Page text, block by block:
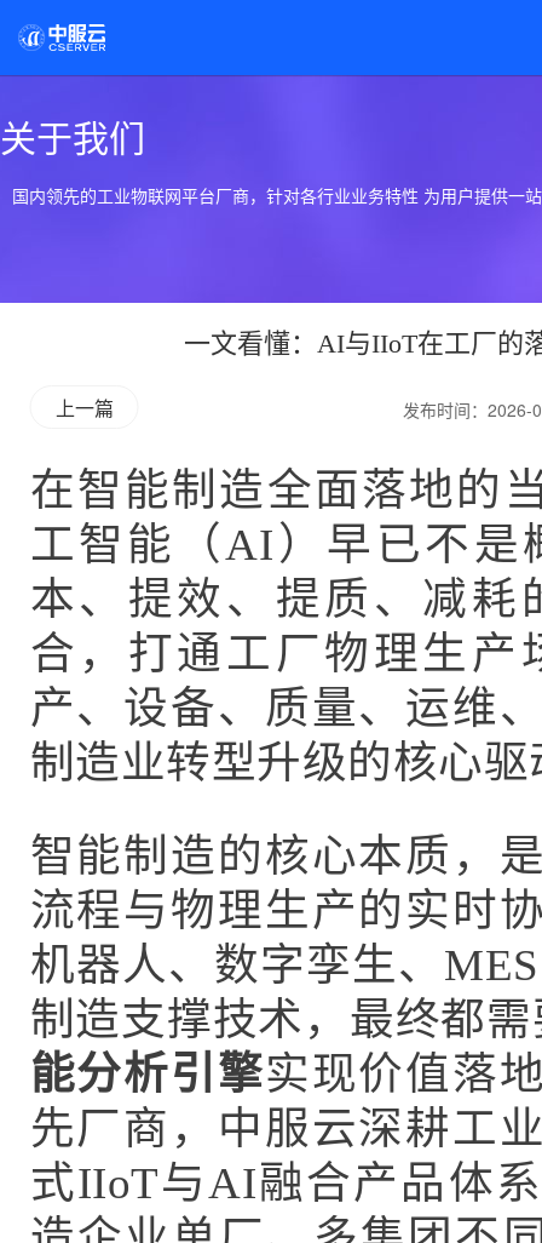
关于我们
国内领先的工业物联网平台厂商，针对各行业业务特性 为用户提供
一文看懂：AI与IIoT在工厂的
上一篇 发布时间：